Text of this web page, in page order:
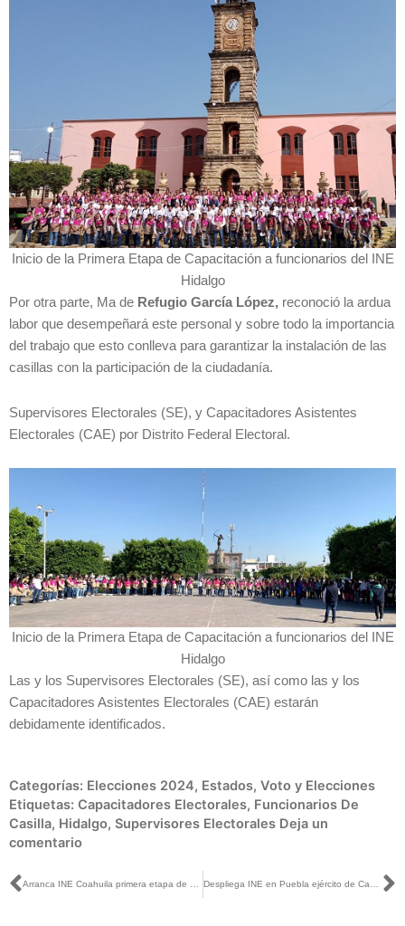
Inicio de la Primera Etapa de Capacitación a funcionarios del INE
Hidalgo
Por otra parte, Ma de Refugio García López, reconoció la ardua
labor que desempeñará este personal y sobre todo la importancia
del trabajo que esto conlleva para garantizar la instalación de las
casillas con la participación de la ciudadanía.
Supervisores Electorales (SE), y Capacitadores Asistentes
Electorales (CAE) por Distrito Federal Electoral.
Inicio de la Primera Etapa de Capacitación a funcionarios del INE
Hidalgo
Las y los Supervisores Electorales (SE), así como las y los
Capacitadores Asistentes Electorales (CAE) estarán
debidamente identificados.
Categorías: Elecciones 2024, Estados, Voto y Elecciones
Etiquetas: Capacitadores Electorales, Funcionarios De
Casilla, Hidalgo, Supervisores Electorales Deja un
comentario
Ant